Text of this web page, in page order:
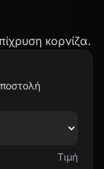
κορνίζα.
Τιμή